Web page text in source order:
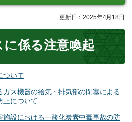
更新日：2025年4月18日
係る注意喚起
ついて
ガス機器の給気・排気部の閉塞による
止について
施設における一酸化炭素中毒事故の防